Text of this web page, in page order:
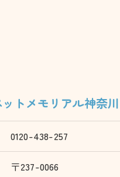
トメモリアル神奈川
0120-438-257
〒237-0066